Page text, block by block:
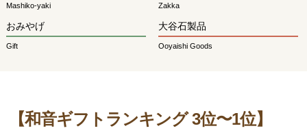
Mashiko-yaki Zakka
おみやげ
Gift
大谷石製品
Ooyaishi Goods
【和音ギフトランキング 3位〜1位】